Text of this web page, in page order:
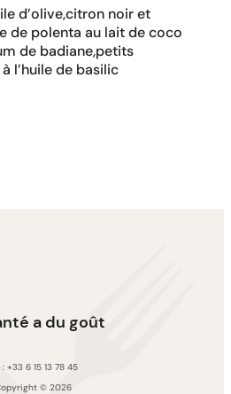
d’olive,citron noir et
de polenta au lait de coco
de badiane,petits
l’huile de basilic
a du goût
: +33 6 15 13 78 45
© 2026